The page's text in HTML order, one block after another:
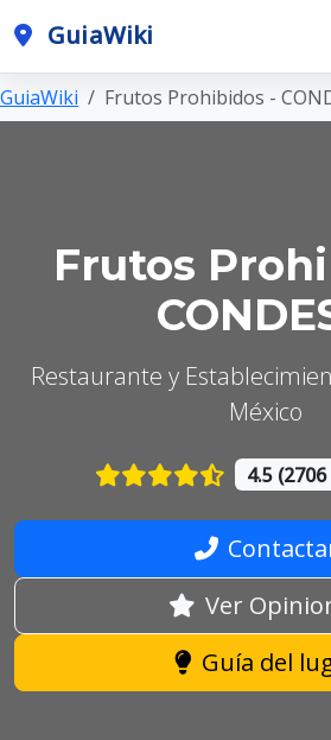
GuiaWiki
GuiaWiki Frutos Prohibidos -
Frutos
Restaurante y
México
4.5
Ver
Guía del